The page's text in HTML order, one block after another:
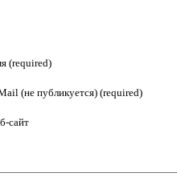
(required)
(не публикуется) (required)
сайт